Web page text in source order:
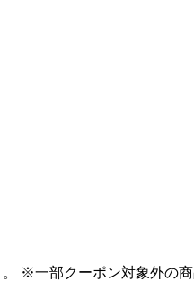
※一部クーポン対象外